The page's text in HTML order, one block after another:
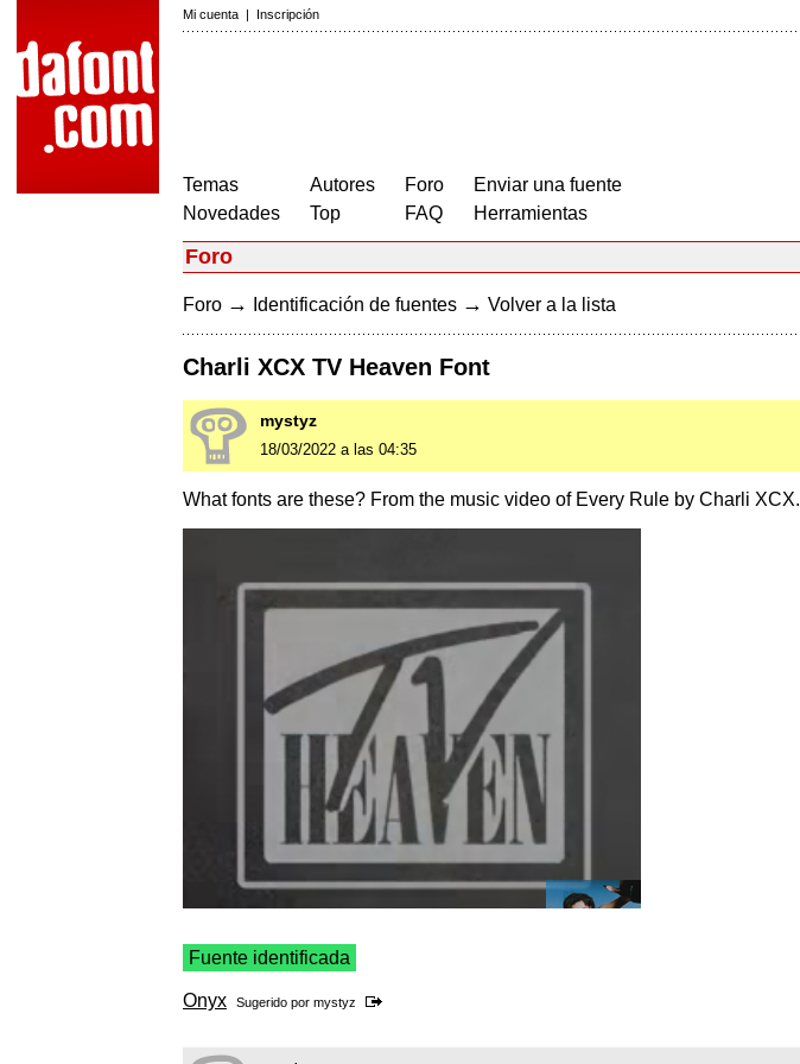
Mi cuenta | Inscripción
Temas
Novedades
Autores
Top
Foro
FAQ
Enviar una fuente
Herramientas
Foro
Foro → Identificación de fuentes → Volver a la lista
Charli XCX TV Heaven Font
mystyz
18/03/2022 a las 04:35
What fonts are these? From the music video of Every Rule by Charli XCX.
Fuente identificada
Onyx Sugerido por mystyz